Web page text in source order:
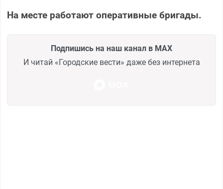
На месте работают оперативные бригады.
Подпишись на наш канал в MAX
И читай «Городские вести» даже без интернета